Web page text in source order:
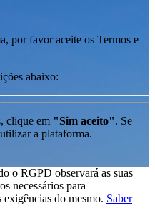
por favor aceite os Termos e
abaixo:
clique em "Sim aceito". Se
a plataforma.
o RGPD observará as suas
necessários para
do mesmo. Saber